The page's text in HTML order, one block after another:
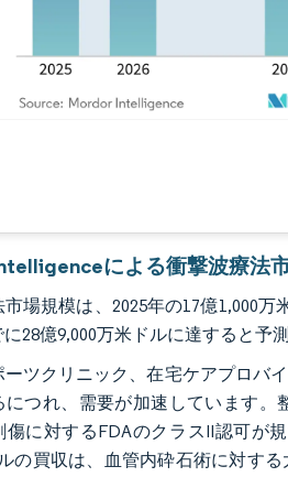
による衝撃波療法
場規模は、2025年の17億1,000万
28億9,000万米ドルに達すると予
ツクリニック、在宅ケアプロバ
につれ、需要が加速しています
傷に対するFDAのクラスII認可が
の買収は、血管内砕石術に対す